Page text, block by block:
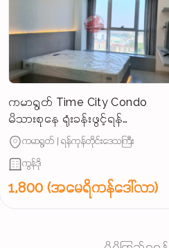
ကမာရွတ် Time City Condo
မိသားစုနေ ရုံးခန်းဖွင့်ရန်
ကောင်းမွန်သောအခန်းအငှား
ကမာရွတ် | ရန်ကုန်တိုင်းဒေသကြီး
ကွန်ဒို
1,800 (အမေရိကန်ဒေါ်လာ)